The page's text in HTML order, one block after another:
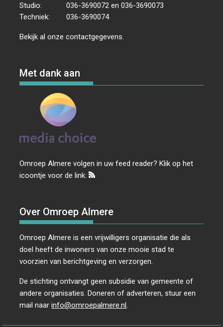
Studio:
036-3690072 en 036-3690073
Techniek:
036-3690074
Bekijk al onzecontactgegevens
Met dank aan
Omroep Almere volgen in uw feed reader? Klik op het
icoontje voor de link:
Over Omroep Almere
Omroep Almere is een vrijwilligers organisatie die als
doel heeft de inwoners van onze mooie stad te
voorzien van berichtgeving en verzorgen.
De stichting ontvangt geen subsidie van gemeente of
andere organisaties. Doneren of adverteren, stuur een
mail naarinfo@omroepalmere.nl.